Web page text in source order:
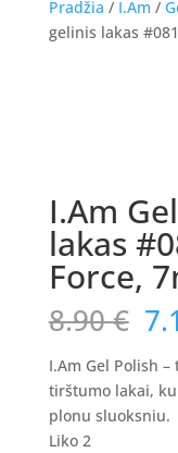
Pradžia / I.Am /
gelinis lakas
I.Am
lakas
Force,
8.90€
I.Am Gel Polish
tirštumo lakai,
plonu sluoksniu.
Liko 2